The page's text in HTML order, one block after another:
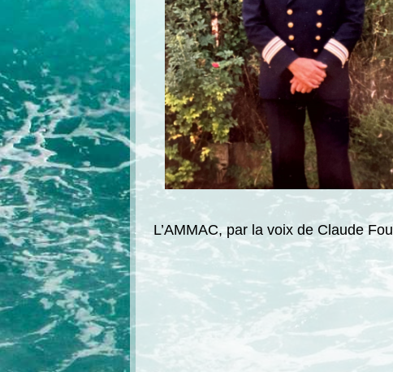
L’AMMAC, par la voix de Claude